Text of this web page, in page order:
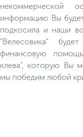
некоммерческой
информацию Вы
подкосила и наши
"Велесовика"
финансовую
клева", которую Вы
мы победим любой